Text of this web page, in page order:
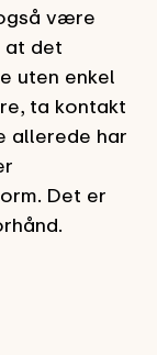
være
at det
uten enkel
ta kontakt
allerede har
Det er